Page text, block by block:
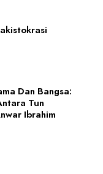
Dan Bangsa:
Tun
Ibrahim